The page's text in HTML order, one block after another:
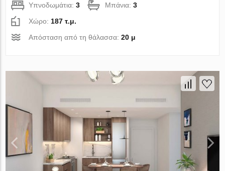
Υπνοδωμάτια:3 Μπάνια:3
Χώρο: 187 τ.μ.
Απόσταση από τη θάλασσα:20 μ